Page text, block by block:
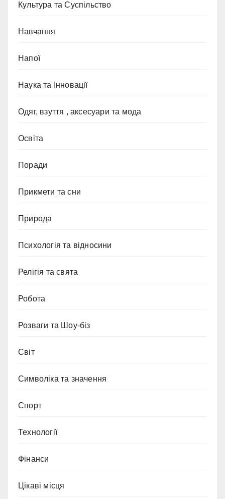
Культура та Суспільство
Навчання
Напої
Наука та Інновації
Одяг, взуття , аксесуари та мода
Освіта
Поради
Прикмети та сни
Природа
Психологія та відносини
Релігія та свята
Робота
Розваги та Шоу-біз
Світ
Символіка та значення
Спорт
Технології
Фінанси
Цікаві місця